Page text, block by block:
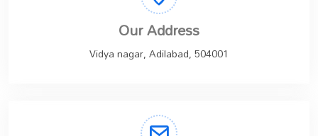
Our Address
Vidya nagar, Adilabad, 504001